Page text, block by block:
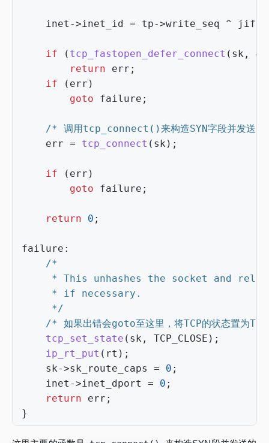
inet ->inet_id = tp->write_seq ^
if ( tcp_fastopen_defer_connect ( sk , &
return
err ;
if
( err )
goto
failure ;
/* 调用tcp_connect()来构造SYN字段并发送
err = tcp_connect ( sk );
if ( err )
goto
failure ;
return 0 ;
failure :
	 */
/* 如果出错会goto至这里，将TCP的状态置为
tcp_set_state ( sk , TCP_CLOSE );
ip_rt_put ( rt );
sk->sk_route_caps = 0 ;
inet ->inet_dport = 0 ;
return
err ;
}